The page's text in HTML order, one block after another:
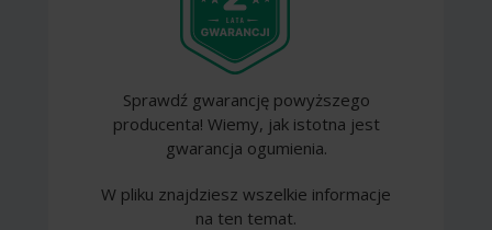
Sprawdź gwarancję powyższego
producenta! Wiemy, jak istotna jest
gwarancja ogumienia.
W pliku znajdziesz wszelkie informacje
na ten temat.